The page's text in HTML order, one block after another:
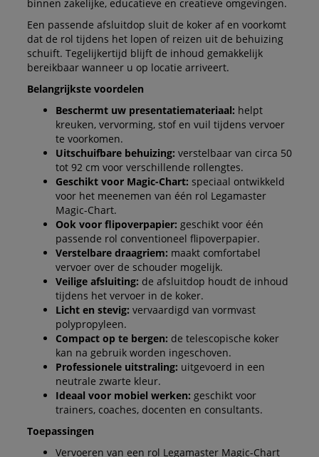
binnen zakelijke, educatieve en creatieve omgevingen.
Een passende afsluitdop sluit de koker af en voorkomt
dat de rol tijdens het lopen of reizen uit de behuizing
schuift. Tegelijkertijd blijft de inhoud gemakkelijk
bereikbaar wanneer u op locatie arriveert.
Belangrijkste voordelen
Beschermt uw presentatiemateriaal: helpt
kreuken, vervorming, stof en vuil tijdens vervoer
te voorkomen.
Uitschuifbare behuizing: verstelbaar van circa 50
tot 92 cm voor verschillende rollengtes.
Geschikt voor Magic-Chart: speciaal ontwikkeld
voor het meenemen van één rol Legamaster
Magic-Chart.
Ook voor flipoverpapier: geschikt voor één
passende rol conventioneel flipoverpapier.
Verstelbare draagriem: maakt comfortabel
vervoer over de schouder mogelijk.
Veilige afsluiting: de afsluitdop houdt de inhoud
tijdens het vervoer in de koker.
Licht en stevig: vervaardigd van vormvast
polypropyleen.
Compact op te bergen: de telescopische koker
kan na gebruik worden ingeschoven.
Professionele uitstraling: uitgevoerd in een
neutrale zwarte kleur.
Ideaal voor mobiel werken: geschikt voor
trainers, coaches, docenten en consultants.
Toepassingen
Vervoeren van een rol Legamaster Magic-Chart